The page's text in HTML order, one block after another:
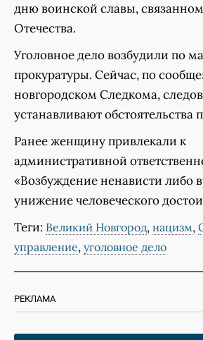
дню воинской славы,
Отечества.
Уголовное дело возбудили по
прокуратуры. Сейчас, по
новгородском Следкома,
устанавливают обстоятельства
Ранее женщину привлекали к
административной
«Возбуждение ненависти либо
унижение человеческого
Теги: Великий Новгород, нацизм,
управление, уголовное дело
РЕКЛАМА